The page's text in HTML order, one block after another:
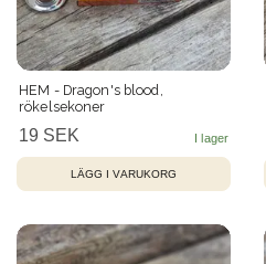
HEM - Dragon's blood,
rökelsekoner
19 SEK